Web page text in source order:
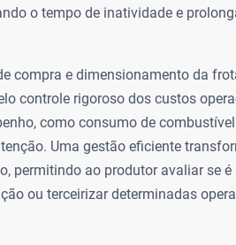
o tempo de inatividade e
compra e dimensionamento da
controle rigoroso dos custos
como consumo de
Uma gestão eficiente
permitindo ao produtor avaliar se
ou terceirizar determinadas